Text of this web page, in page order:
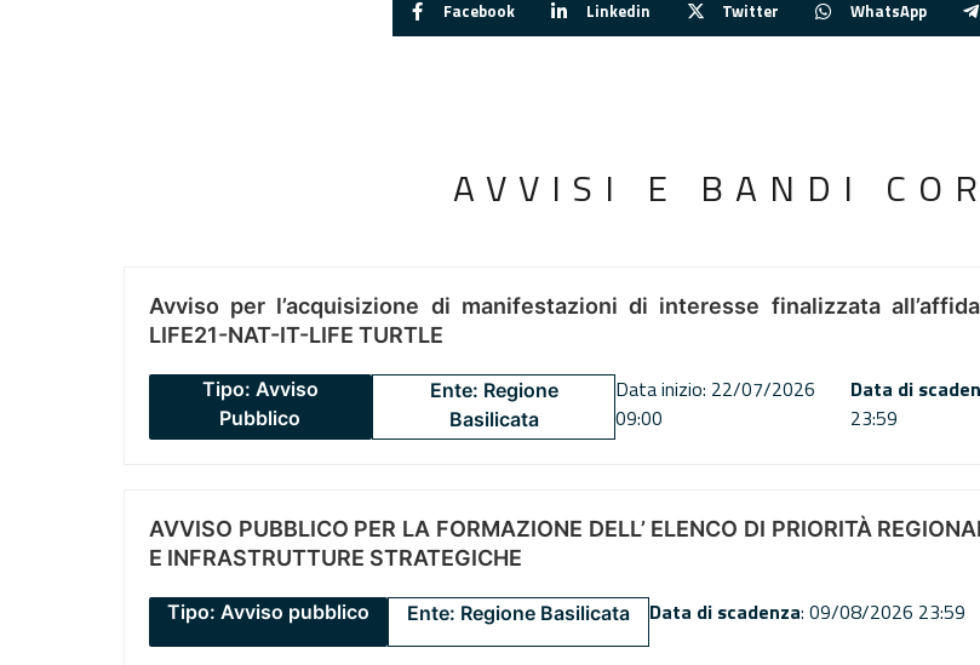
Facebook Linkedin Twitter WhatsApp
AVVISI E BANDI
Avviso per l’acquisizione di manifestazioni di interesse finalizzata
LIFE21-NAT-IT-LIFE TURTLE
Tipo: Avviso
Pubblico
Ente: Regione
Basilicata
Data inizio: 22/07/2026
09:00
Data di
23:59
AVVISO PUBBLICO PER LA FORMAZIONE DELL’ ELENCO DI PRIORITÀ
E INFRASTRUTTURE STRATEGICHE
Tipo: Avviso pubblico Ente: Regione Basilicata Data di scadenza: 09/08/2026 23:59